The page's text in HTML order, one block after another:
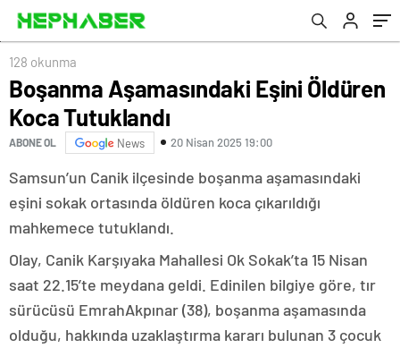
128 okunma
Boşanma Aşamasındaki Eşini Öldüren
Koca Tutuklandı
ABONE OL News 20 Nisan 2025 19:00
Samsun’un Canik ilçesinde boşanma aşamasındaki
eşini sokak ortasında öldüren koca çıkarıldığı
mahkemece tutuklandı.
Olay, Canik Karşıyaka Mahallesi Ok Sokak’ta 15 Nisan
saat 22.15’te meydana geldi. Edinilen bilgiye göre, tır
sürücüsü EmrahAkpınar (38), boşanma aşamasında
olduğu, hakkında uzaklaştırma kararı bulunan 3 çocuk